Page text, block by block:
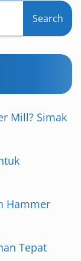
Search
Mill? Simak
Hammer
Tepat